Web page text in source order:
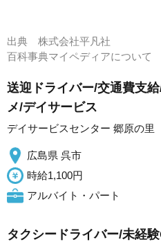
出典 株式会社平凡社
百科事典マイペディアについ
送迎ドライバー/交通費支
メ/デイサービス
デイサービスセンター 郷原の里
広島県 呉市
時給1,100円
アルバイト・パート
タクシードライバー/未経